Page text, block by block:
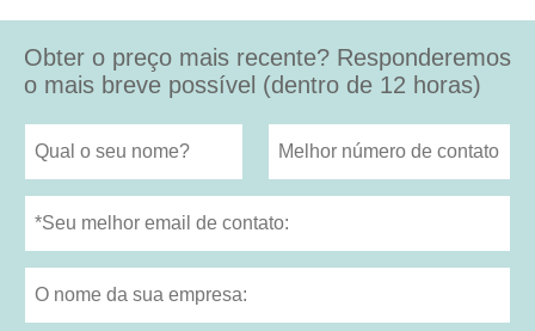
Obter o preço mais recente? Responderemos
o mais breve possível (dentro de 12 horas)